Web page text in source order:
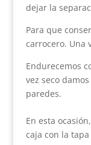
dejar la
Para que
carrocero. Una
Endurecemos
vez seco
paredes.
En esta
caja con la